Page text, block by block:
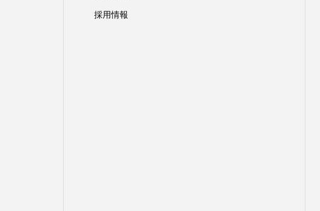
採用情報